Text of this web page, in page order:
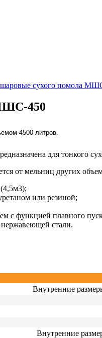
сухого помола
450
для тонкого
от мельниц других
или резиной;
с функцией плавного
нержавеющей стали.
Внутренние
Внутренние